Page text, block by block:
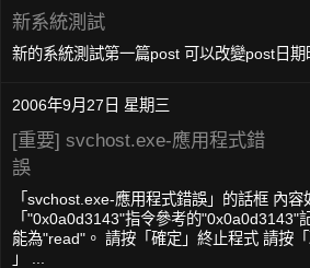
新系統測試
新的系統測試第一篇post 可以改變post日
2006年9月27日 星期三
[重要] svchost.exe-應用程式錯
誤
「svchost.exe-應用程式錯誤」的話框 內容
「"0x0a0d3143"指令參考的"0x0a0d3143"
能為"read"。 請按「確定」終止程式 請按
」 ...